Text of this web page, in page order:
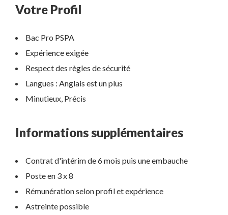
Votre Profil
Bac Pro PSPA
Expérience exigée
Respect des règles de sécurité
Langues : Anglais est un plus
Minutieux, Précis
Informations supplémentaires
Contrat d'intérim de 6 mois puis une embauche
Poste en 3 x 8
Rémunération selon profil et expérience
Astreinte possible